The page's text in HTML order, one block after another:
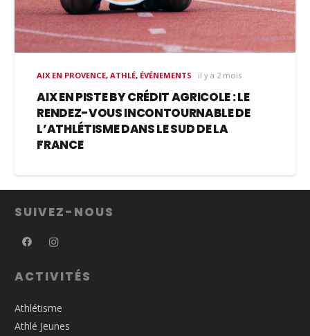
AIX EN PROVENCE,ATHLÉ, ÉVÉNEMENTS il y a 2 mois
AIX EN PISTE BY CRÉDIT AGRICOLE : LE
RENDEZ-VOUS INCONTOURNABLE DE
L’ATHLÉTISME DANS LE SUD DE LA
FRANCE
SUIVEZ-NOUS
ACTIVITÉS
Athlétisme
Athlé Jeunes